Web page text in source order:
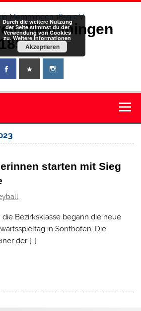
Memmingen
1859 e.V.
starten mit Sieg
Bezirksklasse begann die neue
in Sonthofen. Die
der […]
Durch die weitere Nutzung
der Seite stimmst du der
Verwendung von Cookies
zu.Weitere Informationen
Akzeptieren